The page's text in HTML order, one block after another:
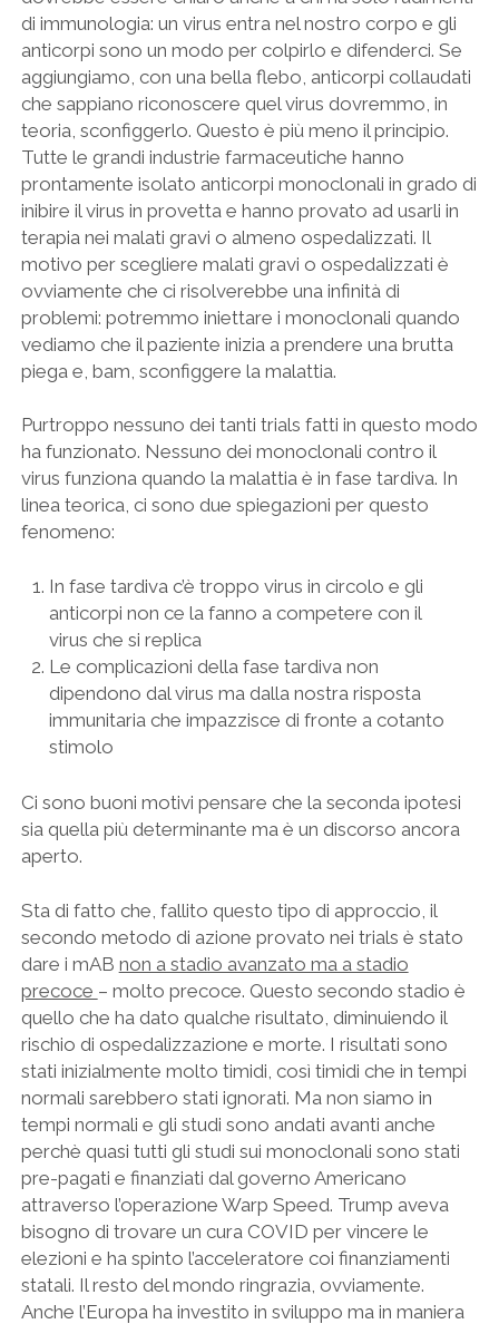
di immunologia: un virus entra nel nostro corpo e gli
anticorpi sono un modo per colpirlo e difenderci. Se
aggiungiamo, con una bella flebo, anticorpi collaudati
che sappiano riconoscere quel virus dovremmo, in
teoria, sconfiggerlo. Questo è più meno il principio.
Tutte le grandi industrie farmaceutiche hanno
prontamente isolato anticorpi monoclonali in grado di
inibire il virus in provetta e hanno provato ad usarli in
terapia nei malati gravi o almeno ospedalizzati. Il
motivo per scegliere malati gravi o ospedalizzati è
ovviamente che ci risolverebbe una infinità di
problemi: potremmo iniettare i monoclonali quando
vediamo che il paziente inizia a prendere una brutta
piega e, bam, sconfiggere la malattia.
Purtroppo nessuno dei tanti trials fatti in questo modo
ha funzionato. Nessuno dei monoclonali contro il
virus funziona quando la malattia è in fase tardiva. In
linea teorica, ci sono due spiegazioni per questo
fenomeno:
In fase tardiva c’è troppo virus in circolo e gli
anticorpi non ce la fanno a competere con il
virus che si replica
Le complicazioni della fase tardiva non
dipendono dal virus ma dalla nostra risposta
immunitaria che impazzisce di fronte a cotanto
stimolo
Ci sono buoni motivi pensare che la seconda ipotesi
sia quella più determinante ma è un discorso ancora
aperto.
Sta di fatto che, fallito questo tipo di approccio, il
secondo metodo di azione provato nei trials è stato
dare i mAB non a stadio avanzato ma a stadio
precoce – molto precoce. Questo secondo stadio è
quello che ha dato qualche risultato, diminuiendo il
rischio di ospedalizzazione e morte. I risultati sono
stati inizialmente molto timidi, così timidi che in tempi
normali sarebbero stati ignorati. Ma non siamo in
tempi normali e gli studi sono andati avanti anche
perchè quasi tutti gli studi sui monoclonali sono stati
pre-pagati e finanziati dal governo Americano
attraverso l’operazione Warp Speed. Trump aveva
bisogno di trovare un cura COVID per vincere le
elezioni e ha spinto l’acceleratore coi finanziamenti
statali. Il resto del mondo ringrazia, ovviamente.
Anche l’Europa ha investito in sviluppo ma in maniera